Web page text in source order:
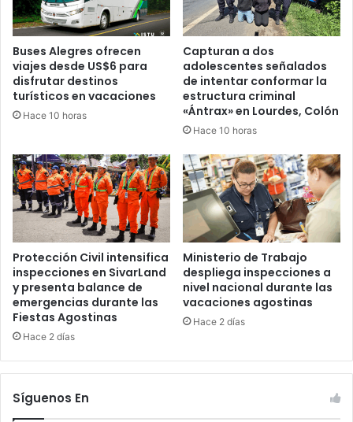
Buses Alegres ofrecen
viajes desde US$6 para
disfrutar destinos
turísticos en vacaciones
Hace 10 horas
Capturan a dos
adolescentes señalados
de intentar conformar la
estructura criminal
«Ántrax» en Lourdes, Colón
Hace 10 horas
Protección Civil intensifica
inspecciones en SivarLand
y presenta balance de
emergencias durante las
Fiestas Agostinas
Hace 2 días
Ministerio de Trabajo
despliega inspecciones a
nivel nacional durante las
vacaciones agostinas
Hace 2 días
Síguenos En